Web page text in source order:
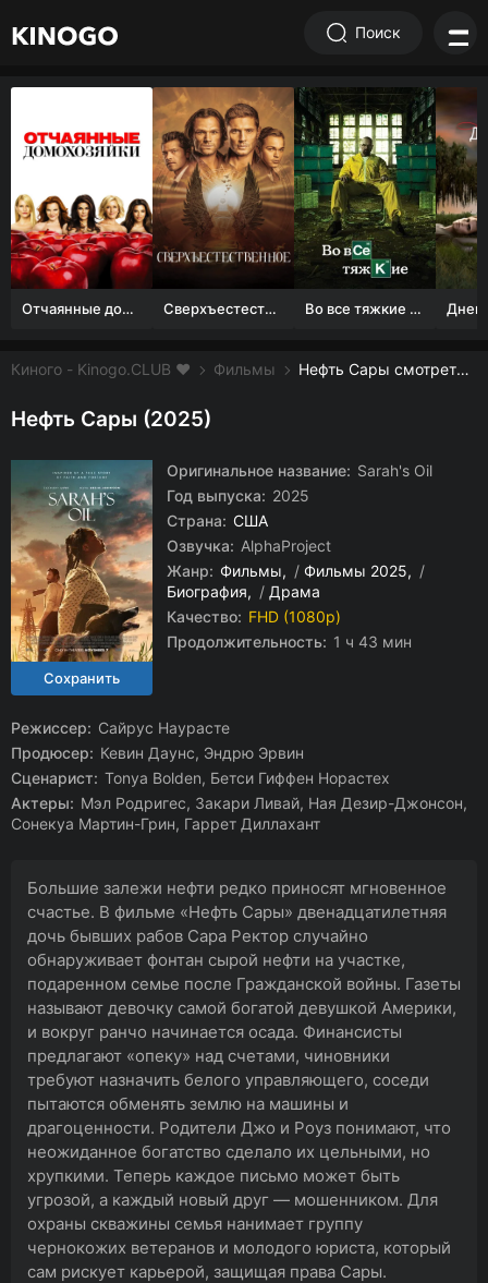
Поиск
Отчаянные домохозяйки (1 сезон) Сверхъестественное Во все тяжкие 1-5 сезон
Киного - Kinogo.CLUB ❤️ Фильмы Нефть Сары смотреть онлайн бесплатно
Нефть Сары (2025)
Оригинальное название: Sarah's Oil
Год выпуска: 2025
Страна: США
Озвучка: AlphaProject
Жанр: Фильмы / Фильмы 2025
/
Биография
/ Драма
Качество: FHD (1080p)
Продолжительность: 1 ч 43 мин
Режиссер: Сайрус Наурасте
Продюсер: Кевин Даунс, Эндрю Эрвин
Сценарист: Tonya Bolden, Бетси Гиффен Норастех
Актеры: Мэл Родригес, Закари Ливай, Ная Дезир-Джонсон,
Сонекуа Мартин-Грин, Гаррет Диллахант
Большие залежи нефти редко приносят мгновенное
счастье. В фильме «Нефть Сары» двенадцатилетняя
дочь бывших рабов Сара Ректор случайно
обнаруживает фонтан сырой нефти на участке,
подаренном семье после Гражданской войны. Газеты
называют девочку самой богатой девушкой Америки,
и вокруг ранчо начинается осада. Финансисты
предлагают «опеку» над счетами, чиновники
требуют назначить белого управляющего, соседи
пытаются обменять землю на машины и
драгоценности. Родители Джо и Роуз понимают, что
неожиданное богатство сделало их цельными, но
хрупкими. Теперь каждое письмо может быть
угрозой, а каждый новый друг — мошенником. Для
охраны скважины семья нанимает группу
чернокожих ветеранов и молодого юриста, который
сам рискует карьерой, защищая права Сары.